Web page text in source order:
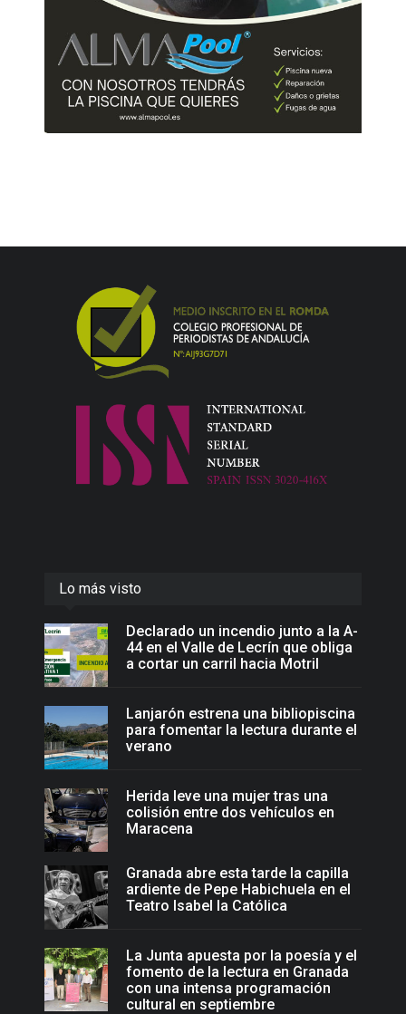
Lo más visto
Declarado un incendio junto a la A-
44 en el Valle de Lecrín que obliga
a cortar un carril hacia Motril
Lanjarón estrena una bibliopiscina
para fomentar la lectura durante el
verano
Herida leve una mujer tras una
colisión entre dos vehículos en
Maracena
Granada abre esta tarde la capilla
ardiente de Pepe Habichuela en el
Teatro Isabel la Católica
La Junta apuesta por la poesía y el
fomento de la lectura en Granada
con una intensa programación
cultural en septiembre